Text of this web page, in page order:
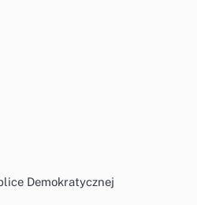
Demokratycznej